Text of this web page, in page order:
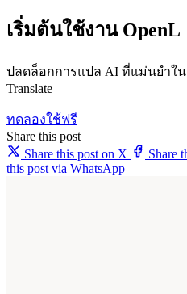
เริ่มต้นใช้งาน OpenL
ปลดล็อกการแปล AI ที่แม่นยำใน
Translate
ทดลองใช้ฟรี
Share this post
Share this post on X
Share
this post via WhatsApp